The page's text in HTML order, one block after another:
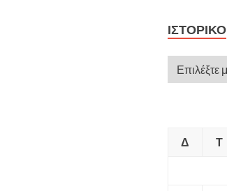
ΙΣΤΟΡΙΚΌ
Δ
Τ